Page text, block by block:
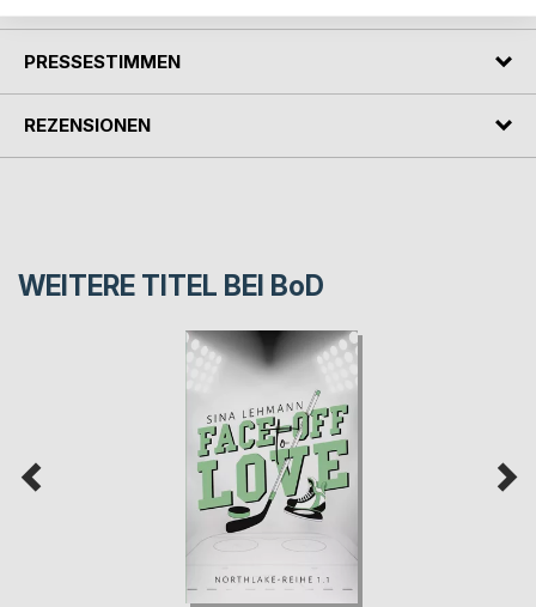
PRESSESTIMMEN
REZENSIONEN
WEITERE TITEL BEI BoD